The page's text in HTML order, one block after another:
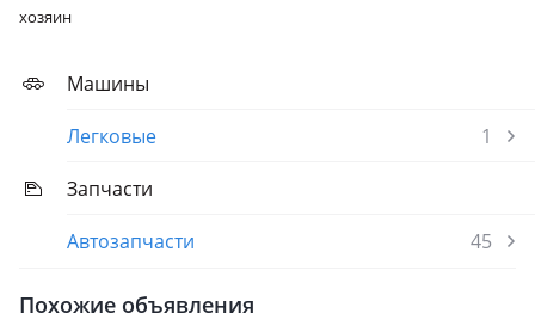
хозяин
Машины
Легковые
1
Запчасти
Автозапчасти
45
Похожие объявления